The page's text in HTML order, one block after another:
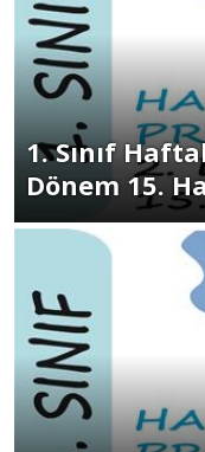
1. Sınıf
Dönem 15.